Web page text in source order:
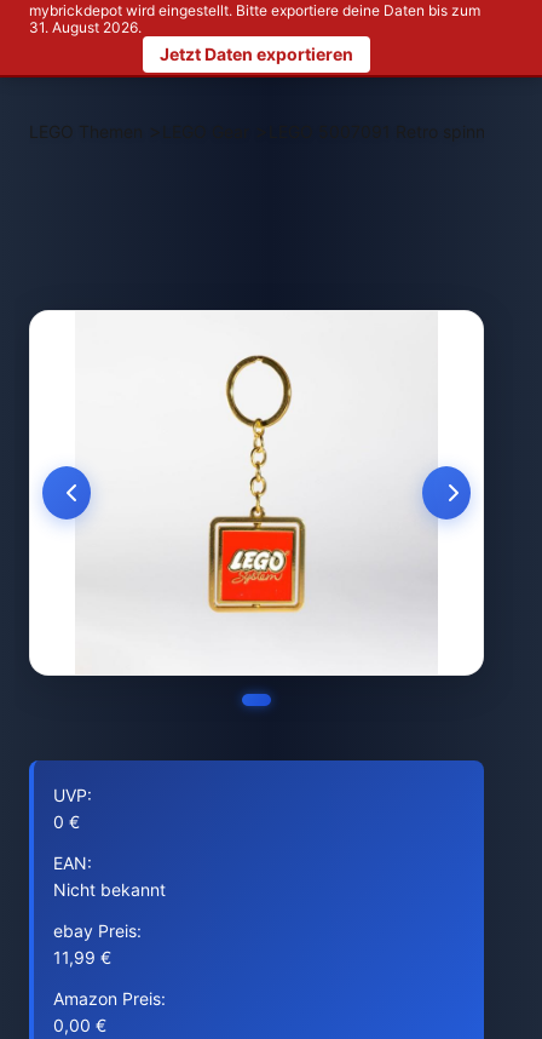
mybrickdepot wird eingestellt. Bitte exportiere deine Daten bis zum
31. August 2026.
Jetzt Daten exportieren
LEGO Themen > LEGO 5007091 Retro spinning
UVP:
0 €
EAN:
Nicht bekannt
ebay Preis:
11,99 €
Amazon Preis:
0,00 €